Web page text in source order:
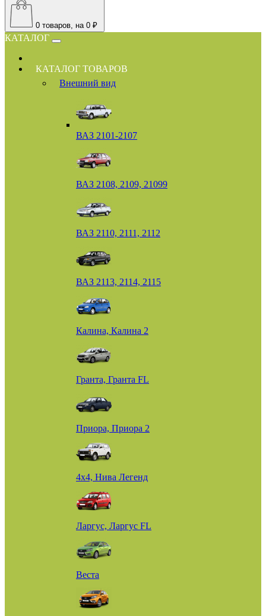
0 товаров, на 0 ₽
КАТАЛОГ
КАТАЛОГ ТОВАРОВ
Внешний вид
ВАЗ 2101-2107
ВАЗ 2108, 2109, 21099
ВАЗ 2110, 2111, 2112
ВАЗ 2113, 2114, 2115
Калина, Калина 2
Гранта, Гранта FL
Приора, Приора 2
4х4, Нива Легенд
Ларгус, Ларгус FL
Веста